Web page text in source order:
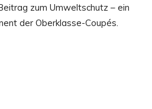
zum Umweltschutz – ein
der Oberklasse-Coupés.